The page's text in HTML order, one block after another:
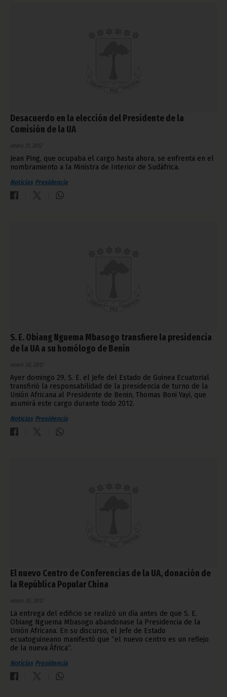
Desacuerdo en la elección del Presidente de la
Comisión de la UA
enero 31, 2012
Jean Ping, que ocupaba el cargo hasta ahora, se enfrenta en el
nombramiento a la Ministra de Interior de Sudáfrica.
Noticias Presidencia
S. E. Obiang Nguema Mbasogo transfiere la presidencia
de la UA a su homólogo de Benin
enero 30, 2012
Ayer domingo 29, S. E. el Jefe del Estado de Guinea Ecuatorial
transfirió la responsabilidad de la presidencia de turno de la
Unión Africana al Presidente de Benin, Thomas Boni Yayi, que
asumirá este cargo durante todo 2012.
Noticias Presidencia
El nuevo Centro de Conferencias de la UA, donación de
la República Popular China
enero 30, 2012
La entrega del edificio se realizó un día antes de que S. E.
Obiang Nguema Mbasogo abandonase la Presidencia de la
Unión Africana. En su discurso, el Jefe de Estado
ecuatoguineano manifestó que “el nuevo centro es un reflejo
de la nueva África”.
Noticias Presidencia